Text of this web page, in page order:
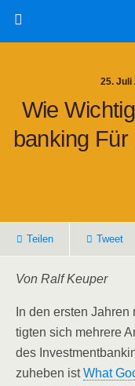
25. Juli
Wie
Ban­king
Tei­len Tweet
Von Ralf Keuper
In den ers­ten
tig­ten sich meh­re­re
des
zu­he­ben istWhat